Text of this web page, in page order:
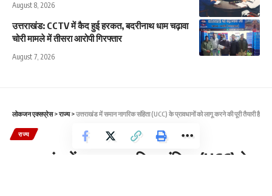
August 8, 2026
उत्तराखंड: CCTV में कैद हुई हरकत, बदरीनाथ धाम चढ़ावा
चोरी मामले में तीसरा आरोपी गिरफ्तार
August 7, 2026
लोकजन एक्सप्रेस>राज्य>उत्तराखंड में समान नागरिक संहिता (UCC) के प्रावधानों को लागू करने की पूरी तैयारी है
राज्य
उत्तराखंड में समान नागरिक संहिता (UCC) के